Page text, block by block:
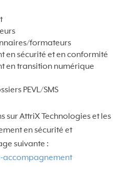
formateurs
en sécurité et en conformité
en transition numérique
PEVL/SMS
sur AttriX Technologies et les
en sécurité et
suivante :
accompagnement